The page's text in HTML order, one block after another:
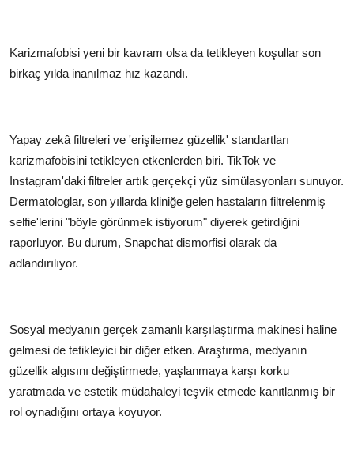
Karizmafobisi yeni bir kavram olsa da tetikleyen koşullar son
birkaç yılda inanılmaz hız kazandı.
Yapay zekâ filtreleri ve 'erişilemez güzellik' standartları
karizmafobisini tetikleyen etkenlerden biri. TikTok ve
Instagram'daki filtreler artık gerçekçi yüz simülasyonları sunuyor.
Dermatologlar, son yıllarda kliniğe gelen hastaların filtrelenmiş
selfie'lerini "böyle görünmek istiyorum" diyerek getirdiğini
raporluyor. Bu durum, Snapchat dismorfisi olarak da
adlandırılıyor.
Sosyal medyanın gerçek zamanlı karşılaştırma makinesi haline
gelmesi de tetikleyici bir diğer etken. Araştırma, medyanın
güzellik algısını değiştirmede, yaşlanmaya karşı korku
yaratmada ve estetik müdahaleyi teşvik etmede kanıtlanmış bir
rol oynadığını ortaya koyuyor.